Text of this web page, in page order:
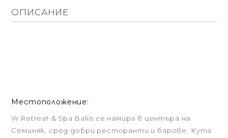
ОПИСАНИЕ
Местоположение:
W Retreat & Spa Baliis се намира в центъра на
Семиняк, сред добри ресторанти и барове. Кута